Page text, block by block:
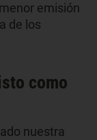
emisión
de los
como
nuestra